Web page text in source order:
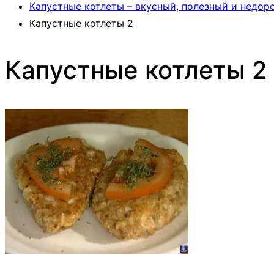
Капустные котлеты – вкусный, полезный и
Капустные котлеты 2
Капустные котлеты 2